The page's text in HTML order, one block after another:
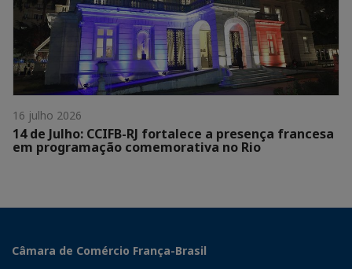
16 julho 2026
14 de Julho: CCIFB-RJ fortalece a presença francesa
em programação comemorativa no Rio
Câmara de Comércio França-Brasil